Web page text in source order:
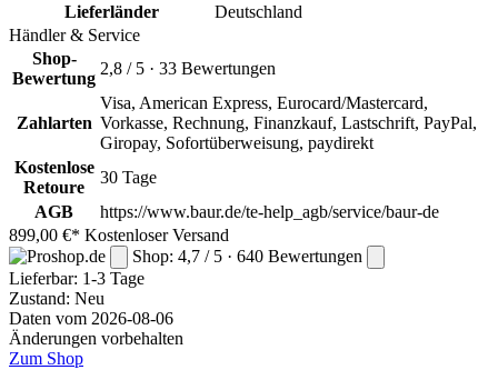
Lieferländer
Deutschland
Händler & Service
Shop-
Bewertung
2,8 / 5 · 33 Bewertungen
Zahlarten
Visa, American Express, Eurocard/Mastercard,
Vorkasse, Rechnung, Finanzkauf, Lastschrift, PayPal,
Giropay, Sofortüberweisung, paydirekt
Kostenlose
Retoure
30 Tage
AGB
https://www.baur.de/te-help_agb/service/baur-de
899,00 €* Kostenloser Versand
Shop: 4,7 / 5 · 640 Bewertungen
Lieferbar: 1-3 Tage
Zustand: Neu
Daten vom 2026-08-06
Änderungen vorbehalten
Zum Shop